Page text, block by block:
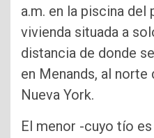
a.m. en la piscina
vivienda situada a
distancia de donde
en Menands, al norte
Nueva York.
El menor -cuyo tío